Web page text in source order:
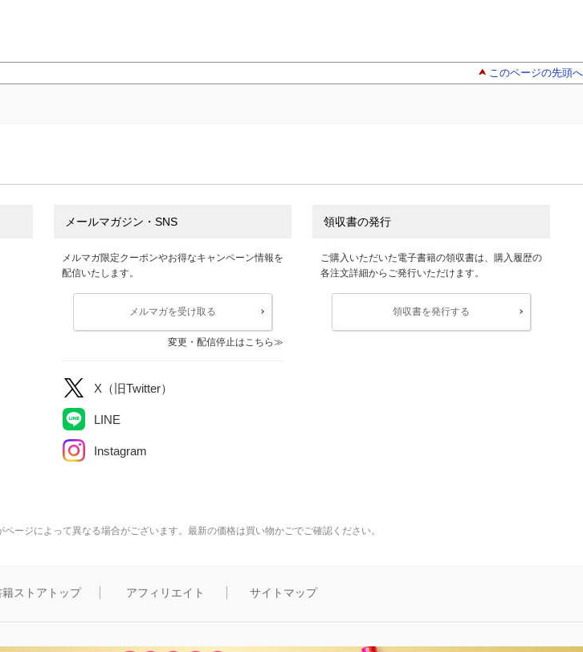
このページの先頭へ
メールマガジン・SNS
メルマガ限定クーポンやお得なキャンペーン情報を
配信いたします。
メルマガを受け取る
変更・配信停止はこちら
X（旧Twitter）
LINE
Instagram
領収書の発行
ご購入いただいた電子書籍の領収書は、購入履歴の
各注文詳細からご発行いただけます。
領収書を発行する
ージによって異なる場合がございます。最新の価格は買い物かごでご確認ください。
ストアトップ アフィリエイト サイトマップ